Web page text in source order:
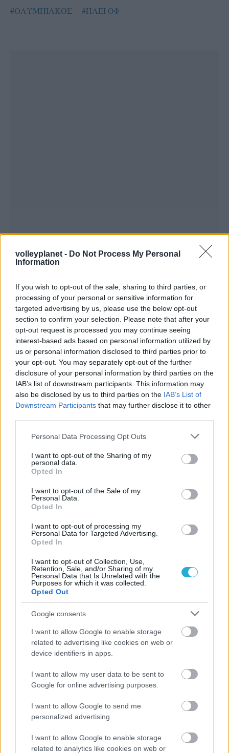
volleyplanet - Do Not Process My Personal
Information
If you wish to opt-out of the sale, sharing to third parties, or
processing of your personal or sensitive information for
targeted advertising by us, please use the below opt-out
section to confirm your selection. Please note that after your
opt-out request is processed you may continue seeing
interest-based ads based on personal information utilized by
us or personal information disclosed to third parties prior to
your opt-out. You may separately opt-out of the further
disclosure of your personal information by third parties on the
IAB’s list of downstream participants. This information may
also be disclosed by us to third parties on the IAB’s List of
Downstream Participants that may further disclose it to other
Please note that this website/app uses one or more Google
not limited to your visit or usage behaviour. You may click to
grant or deny consent to Google and its third-party tags to
use your data for below specified purposes in below Google
consent section.
Personal Data Processing Opt Outs
I want to opt-out of the Sharing of my
personal data.
Opted In
I want to opt-out of the Sale of my
Personal Data.
Opted In
I want to opt-out of processing my
Personal Data for Targeted Advertising.
Opted In
I want to opt-out of Collection, Use,
Retention, Sale, and/or Sharing of my
Personal Data that Is Unrelated with the
Purposes for which it was collected.
Opted Out
Google consents
I want to allow Google to enable storage
related to advertising like cookies on web or
device identifiers in apps.
I want to allow my user data to be sent to
Google for online advertising purposes.
I want to allow Google to send me
personalized advertising.
I want to allow Google to enable storage
related to analytics like cookies on web or
#ΟΛΥΜΠΙΑΚΟΣ
#ΠΛΕΙ ΟΦ
ΡΟΗ ΕΙΔΗΣΕΩΝ
07/08/2026
«Αντίο» με ήττα για τις διεθνείς μας στο τουρνουά του
Ουρμπίνο
Το πάλεψε μέχρι τέλους η Εθνική γυναικών κόντρα
στην Ιταλία Β’
06/08/2026
Η FIVB σχεδιάζει να διοργανώσει το Παγκόσμιο
Έτοιμη για… υψηλές πτήσεις η Μπενφίκα του Ψάρρα
με τον «Ιπτάμενο Ολλανδό» Βίλτενμπουργκ
05/08/2026
Ισόπαλο το πρωτο φιλικό τεστ της Εθνικής στο
Ουρμπίνο
05/08/2026
Προς στρατηγική συνεργασία ΠΑΣΑΠΠ και
Πανεπιστημίου Πατρών
ΓΝΩΜΕΣ
ΠΕΝΥ ΡΟΝΤΟΓΙΑΝΝΗ